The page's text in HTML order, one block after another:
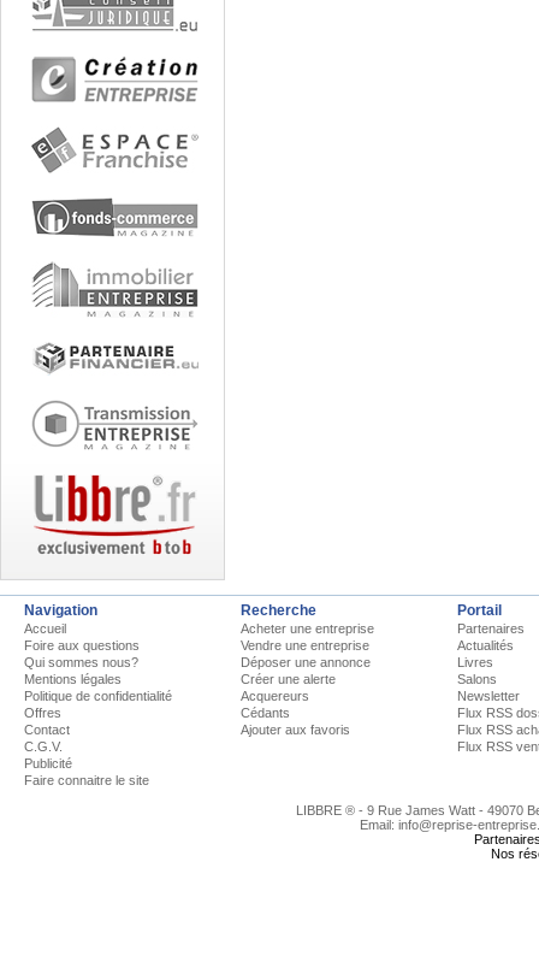
Navigation
Accueil
Foire aux questions
Qui sommes nous?
Mentions légales
Politique de confidentialité
Offres
Contact
C.G.V.
Publicité
Faire connaitre le site
Recherche
Acheter une entreprise
Vendre une entreprise
Déposer une annonce
Créer une alerte
Acquereurs
Cédants
Ajouter aux favoris
Portail
Partenaires
Actualités
Livres
Salons
Newsletter
Flux RSS
Flux RSS
Flux RSS
LIBBRE ® - 9 Rue James Watt - 49070
Email: info@reprise-
Nos